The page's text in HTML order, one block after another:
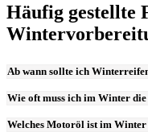
Häufig gestellte
Ab wann sollte ich
Wie oft muss ich im Winter
Welches Motoröl ist im Winter